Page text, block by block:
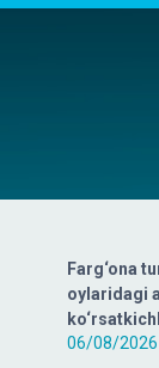
Farg‘ona
oylaridagi
06/08/2026